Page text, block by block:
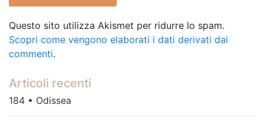
Questo sito utilizza Akismet per ridurre lo spam.
Scopri come vengono elaborati i dati derivati dai
commenti.
Articoli recenti
184 • Odissea